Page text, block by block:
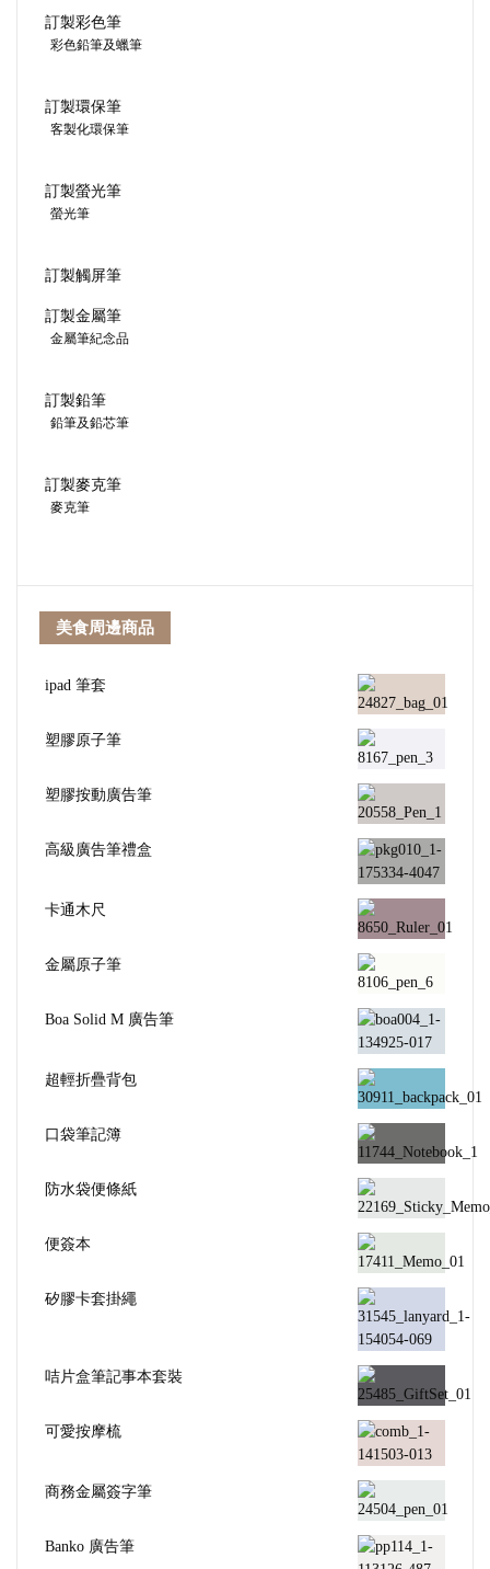
訂製彩色筆
彩色鉛筆及蠟筆
訂製環保筆
客製化環保筆
訂製螢光筆
螢光筆
訂製觸屏筆
訂製金屬筆
金屬筆紀念品
訂製鉛筆
鉛筆及鉛芯筆
訂製麥克筆
麥克筆
美食周邊商品
ipad 筆套
塑膠原子筆
塑膠按動廣告筆
高級廣告筆禮盒
卡通木尺
金屬原子筆
Boa Solid M 廣告筆
超輕折疊背包
口袋筆記簿
防水袋便條紙
便簽本
矽膠卡套掛繩
咭片盒筆記事本套裝
可愛按摩梳
商務金屬簽字筆
Banko 廣告筆